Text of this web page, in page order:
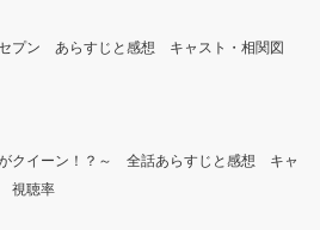
プン あらすじと感想 キャスト・相関図
クイーン！？～ 全話あらすじと感想 キャ
視聴率